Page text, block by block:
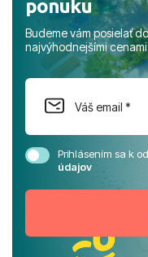
ponuku
Budeme vám posielať
najvýhodnejšími
Prihlásením sa k
údajov